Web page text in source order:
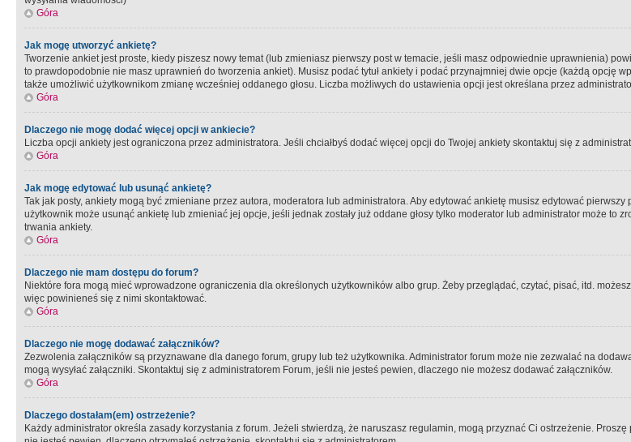
Góra
Jak mogę utworzyć ankietę?
Tworzenie ankiet jest proste, kiedy piszesz nowy temat (lub zmieniasz pierwszy post w temacie, jeśli masz odpowiednie uprawnienia)
to prawdopodobnie nie masz uprawnień do tworzenia ankiet). Musisz podać tytuł ankiety i podać przynajmniej dwie opcje (każdą opcję
także umożliwić użytkownikom zmianę wcześniej oddanego głosu. Liczba możliwych do ustawienia opcji jest określana przez
Góra
Dlaczego nie mogę dodać więcej opcji w ankiecie?
Liczba opcji ankiety jest ograniczona przez administratora. Jeśli chciałbyś dodać więcej opcji do Twojej ankiety skontaktuj się z
Góra
Jak mogę edytować lub usunąć ankietę?
Tak jak posty, ankiety mogą być zmieniane przez autora, moderatora lub administratora. Aby edytować ankietę musisz edytować
użytkownik może usunąć ankietę lub zmieniać jej opcje, jeśli jednak zostały już oddane głosy tylko moderator lub administrator może
trwania ankiety.
Góra
Dlaczego nie mam dostępu do forum?
Niektóre fora mogą mieć wprowadzone ograniczenia dla określonych użytkowników albo grup. Żeby przeglądać, czytać, pisać, itd.
więc powinieneś się z nimi skontaktować.
Góra
Dlaczego nie mogę dodawać załączników?
Zezwolenia załączników są przyznawane dla danego forum, grupy lub też użytkownika. Administrator forum może nie zezwalać na
mogą wysyłać załączniki. Skontaktuj się z administratorem Forum, jeśli nie jesteś pewien, dlaczego nie możesz dodawać załączników.
Góra
Dlaczego dostałam(em) ostrzeżenie?
Każdy administrator określa zasady korzystania z forum. Jeżeli stwierdzą, że naruszasz regulamin, mogą przyznać Ci ostrzeżenie.